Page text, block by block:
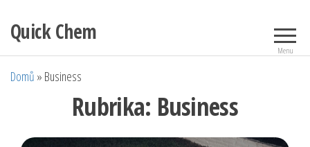
obsah
Quick Chem
Menu
Domů » Business
Rubrika: Business